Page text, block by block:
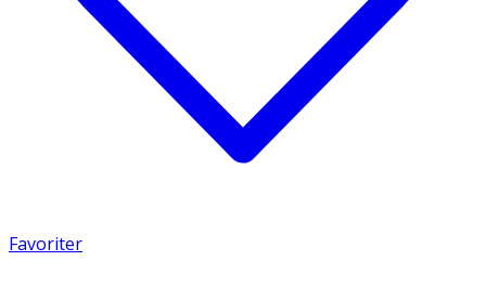
Favoriter